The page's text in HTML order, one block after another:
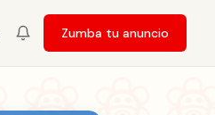
Zumba tu anuncio